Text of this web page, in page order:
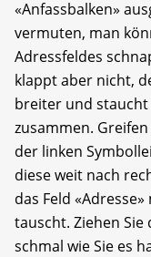
«Anfassbalken»
vermuten, man
Adressfeldes
klappt aber nicht,
breiter und staucht
zusammen.
der linken
diese weit nach
das Feld
tauscht. Ziehen Sie
schmal wie Sie es